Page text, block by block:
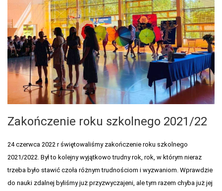
Zakończenie roku szkolnego 2021/22
24 czerwca 2022 r świętowaliśmy zakończenie roku szkolnego
2021/2022. Był to kolejny wyjątkowo trudny rok, rok, w którym nieraz
trzeba było stawić czoła różnym trudnościom i wyzwaniom. Wprawdzie
do nauki zdalnej byliśmy już przyzwyczajeni, ale tym razem chyba już jej